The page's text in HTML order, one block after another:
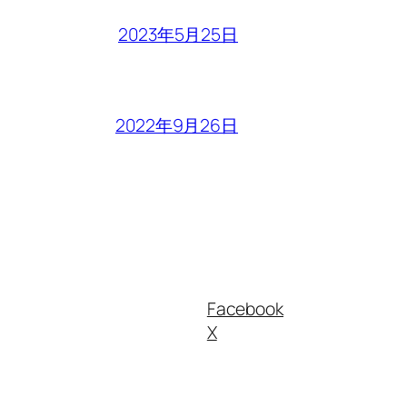
2023年5月25日
2022年9月26日
Facebook
X